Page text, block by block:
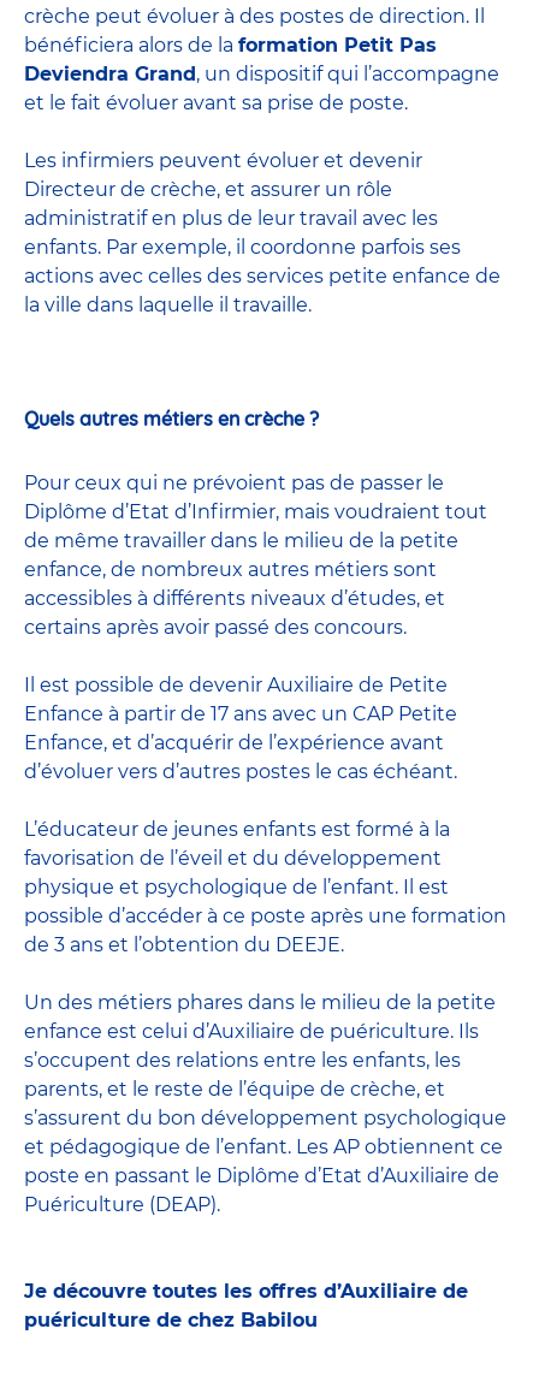
crèche peut évoluer à des postes de direction. Il
bénéficiera alors de la formation Petit Pas
Deviendra Grand , un dispositif qui l’accompagne
et le fait évoluer avant sa prise de poste.
Les infirmiers peuvent évoluer et devenir
Directeur de crèche, et assurer un rôle
administratif en plus de leur travail avec les
enfants. Par exemple, il coordonne parfois ses
actions avec celles des services petite enfance de
la ville dans laquelle il travaille.
Quels autres métiers en crèche ?
Pour ceux qui ne prévoient pas de passer le
Diplôme d’Etat d’Infirmier, mais voudraient tout
de même travailler dans le milieu de la petite
enfance, de nombreux autres métiers sont
accessibles à différents niveaux d’études, et
certains après avoir passé des concours.
Il est possible de devenir Auxiliaire de Petite
Enfance à partir de 17 ans avec un CAP Petite
Enfance, et d’acquérir de l’expérience avant
d’évoluer vers d’autres postes le cas échéant.
L’éducateur de jeunes enfants est formé à la
favorisation de l’éveil et du développement
physique et psychologique de l’enfant. Il est
possible d’accéder à ce poste après une formation
de 3 ans et l’obtention du DEEJE.
Un des métiers phares dans le milieu de la petite
enfance est celui d’Auxiliaire de puériculture. Ils
s’occupent des relations entre les enfants, les
parents, et le reste de l’équipe de crèche, et
s’assurent du bon développement psychologique
et pédagogique de l’enfant. Les AP obtiennent ce
poste en passant le Diplôme d’Etat d’Auxiliaire de
Puériculture (DEAP).
Je découvre toutes les offres d’Auxiliaire de
puériculture de chez Babilou